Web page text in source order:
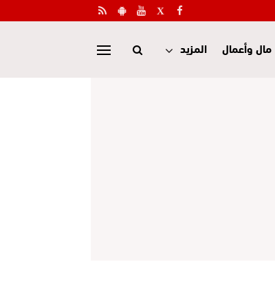
مال وأعمال المزيد